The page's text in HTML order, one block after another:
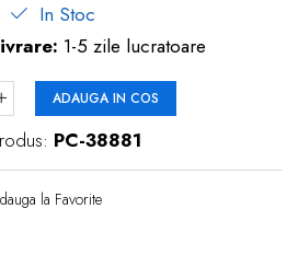
In Stoc
1-5 zile lucratoare
ADAUGA IN COS
PC-38881
la Favorite